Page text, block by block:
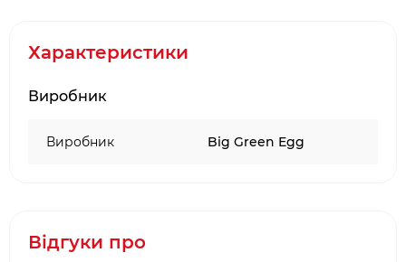
Характеристики
Виробник
Виробник Big Green Egg
Відгуки про